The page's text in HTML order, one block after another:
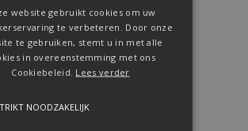
website gebruikt cookies om uw
te verbeteren. Door onze
te gebruiken, stemt u in met alle
in overeenstemming met ons
Cookiebeleid. Lees verder
NOODZAKELIJK